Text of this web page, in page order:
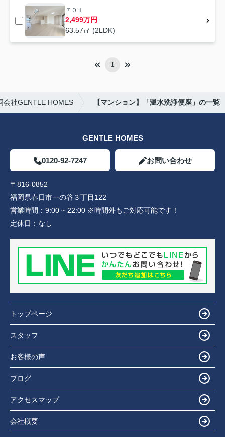
７０１
2,499万円
63.57㎡ (2LDK)
1
会社GENTLE HOMES 【マンション】「温水洗浄便座」の一覧
GENTLE HOMES
0120-92-7247 お問い合わせ
〒816-0852
福岡県春日市一の谷３丁目122
営業時間： 9:00 ~ 22:00 ※時間外もご対応可能です！
定休日： なし
トップページ
スタッフ
お客様の声
ブログ
アクセスマップ
会社概要